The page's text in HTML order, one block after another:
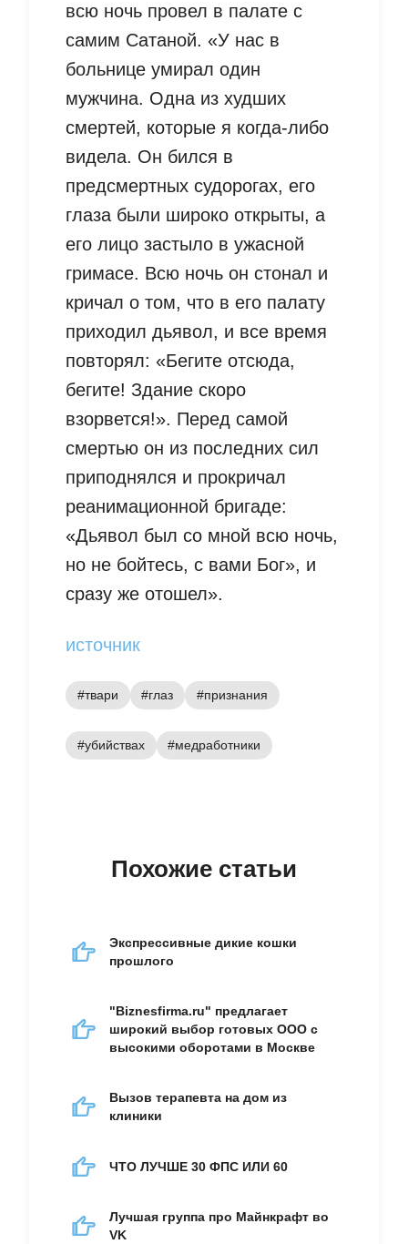
всю ночь провел в палате с
самим Сатаной. «У нас в
больнице умирал один
мужчина. Одна из худших
смертей, которые я когда-либо
видела. Он бился в
предсмертных судорогах, его
глаза были широко открыты, а
его лицо застыло в ужасной
гримасе. Всю ночь он стонал и
кричал о том, что в его палату
приходил дьявол, и все время
повторял: «Бегите отсюда,
бегите! Здание скоро
взорвется!». Перед самой
смертью он из последних сил
приподнялся и прокричал
реанимационной бригаде:
«Дьявол был со мной всю ночь,
но не бойтесь, с вами Бог», и
сразу же отошел».
источник
#твари #глаз #признания
#убийствах #медработники
Похожие статьи
Экспрессивные дикие кошки
прошлого
"Biznesfirma.ru" предлагает
широкий выбор готовых ООО с
высокими оборотами в Москве
Вызов терапевта на дом из
клиники
ЧТО ЛУЧШЕ 30 ФПС ИЛИ 60
Лучшая группа про Майнкрафт во
VK